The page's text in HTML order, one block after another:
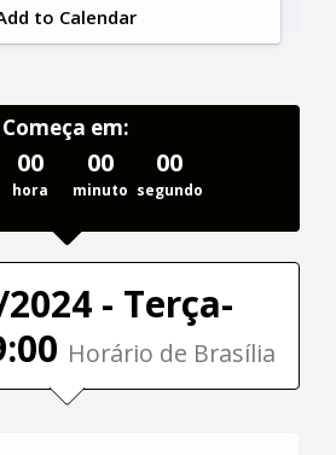
to Calendar
Começa em:
00
hora
00
minuto
00
segundo
- Terça-
Horário de Brasília